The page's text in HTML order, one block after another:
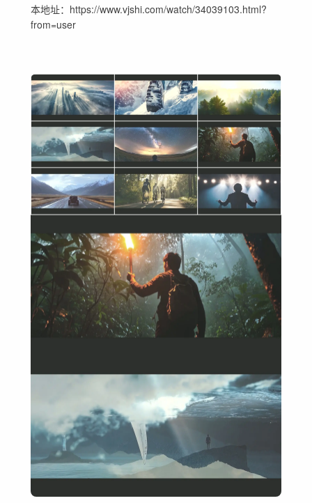
本地址：https://www.vjshi.com/watch/34039103.html?
from=user